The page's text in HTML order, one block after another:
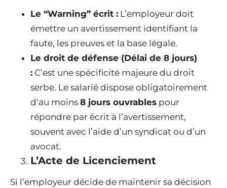
Le “Warning” écrit : L’employeur doit
émettre un avertissement identifiant la
faute, les preuves et la base légale.
Le droit de défense (Délai de 8 jours)
: C’est une spécificité majeure du droit
serbe. Le salarié dispose obligatoirement
d’au moins 8 jours ouvrables pour
répondre par écrit à l’avertissement,
souvent avec l’aide d’un syndicat ou d’un
avocat.
L’Acte de Licenciement
Si l’employeur décide de maintenir sa décision